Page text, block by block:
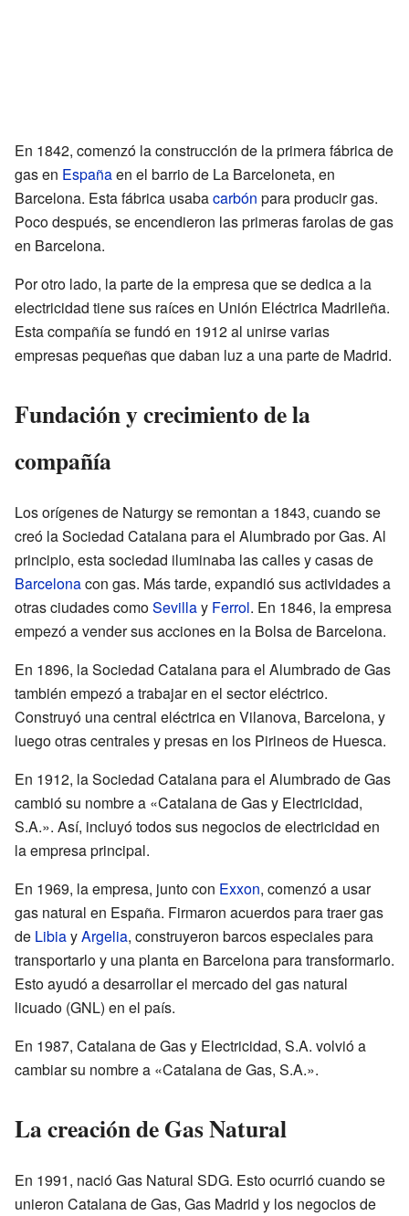
En 1842, comenzó la construcción de la primera fábrica de
gas en Españaen el barrio de La Barceloneta, en
Barcelona. Esta fábrica usabacarbón para producir gas.
Poco después, se encendieron las primeras farolas de gas
en Barcelona.
Por otro lado, la parte de la empresa que se dedica a la
electricidad tiene sus raíces en Unión Eléctrica Madrileña.
Esta compañía se fundó en 1912 al unirse varias
empresas pequeñas que daban luz a una parte de Madrid.
Fundación y crecimiento de la
compañía
Los orígenes de Naturgy se remontan a 1843, cuando se
creó la Sociedad Catalana para el Alumbrado por Gas. Al
principio, esta sociedad iluminaba las calles y casas de
Barcelonacon gas. Más tarde, expandió sus actividades a
otras ciudades comoSevillay Ferrol. En 1846, la empresa
empezó a vender sus acciones en la Bolsa de Barcelona.
En 1896, la Sociedad Catalana para el Alumbrado de Gas
también empezó a trabajar en el sector eléctrico.
Construyó una central eléctrica en Vilanova, Barcelona, y
luego otras centrales y presas en los Pirineos de Huesca.
En 1912, la Sociedad Catalana para el Alumbrado de Gas
cambió su nombre a «Catalana de Gas y Electricidad,
S.A.». Así, incluyó todos sus negocios de electricidad en
la empresa principal.
En 1969, la empresa, junto con Exxon, comenzó a usar
gas natural en España. Firmaron acuerdos para traer gas
de LibiayArgelia, construyeron barcos especiales para
transportarlo y una planta en Barcelona para transformarlo.
Esto ayudó a desarrollar el mercado del gas natural
licuado (GNL) en el país.
En 1987, Catalana de Gas y Electricidad, S.A. volvió a
cambiar su nombre a «Catalana de Gas, S.A.».
La creación de Gas Natural
En 1991, nació Gas Natural SDG. Esto ocurrió cuando se
unieron Catalana de Gas, Gas Madrid y los negocios de